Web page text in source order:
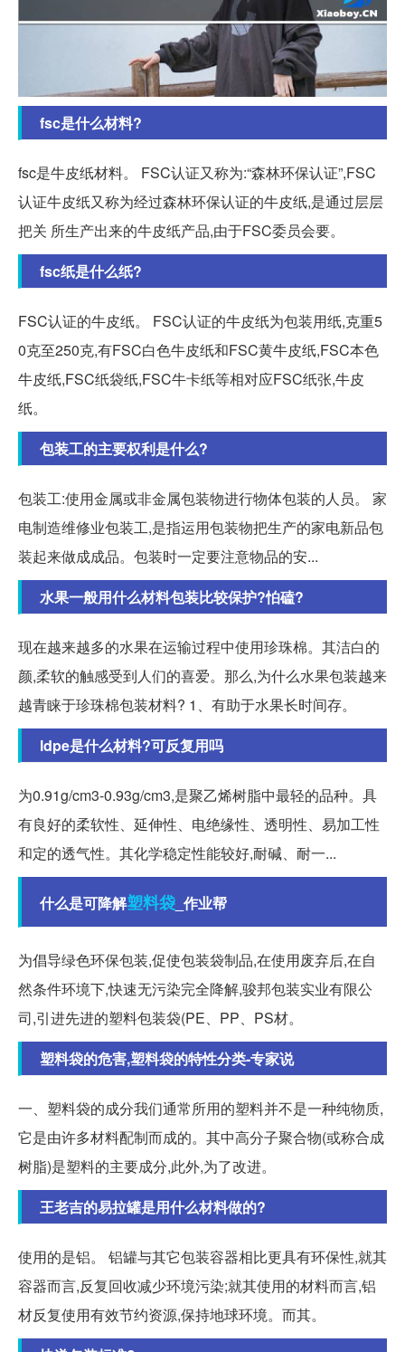
fsc是什么材料?
fsc是牛皮纸材料。 FSC认证又称为:“森林环保认证”,FSC
认证牛皮纸又称为经过森林环保认证的牛皮纸,是通过层层
把关 所生产出来的牛皮纸产品,由于FSC委员会要。
fsc纸是什么纸?
FSC认证的牛皮纸。 FSC认证的牛皮纸为包装用纸,克重5
0克至250克,有FSC白色牛皮纸和FSC黄牛皮纸,FSC本色
牛皮纸,FSC纸袋纸,FSC牛卡纸等相对应FSC纸张,牛皮
纸。
包装工的主要权利是什么?
包装工:使用金属或非金属包装物进行物体包装的人员。 家
电制造维修业包装工,是指运用包装物把生产的家电新品包
装起来做成成品。包装时一定要注意物品的安...
水果一般用什么材料包装比较保护?怕磕?
现在越来越多的水果在运输过程中使用珍珠棉。其洁白的
颜,柔软的触感受到人们的喜爱。那么,为什么水果包装越来
越青睐于珍珠棉包装材料? 1、有助于水果长时间存。
ldpe是什么材料?可反复用吗
为0.91g/cm3-0.93g/cm3,是聚乙烯树脂中最轻的品种。具
有良好的柔软性、延伸性、电绝缘性、透明性、易加工性
和定的透气性。其化学稳定性能较好,耐碱、耐一...
什么是可降解塑料袋 _作业帮
为倡导绿色环保包装,促使包装袋制品,在使用废弃后,在自
然条件环境下,快速无污染完全降解,骏邦包装实业有限公
司,引进先进的塑料包装袋(PE、PP、PS材。
塑料袋的危害,塑料袋的特性分类-专家说
一、塑料袋的成分我们通常所用的塑料并不是一种纯物质,
它是由许多材料配制而成的。其中高分子聚合物(或称合成
树脂)是塑料的主要成分,此外,为了改进。
王老吉的易拉罐是用什么材料做的?
使用的是铝。 铝罐与其它包装容器相比更具有环保性,就其
容器而言,反复回收减少环境污染;就其使用的材料而言,铝
材反复使用有效节约资源,保持地球环境。而其。